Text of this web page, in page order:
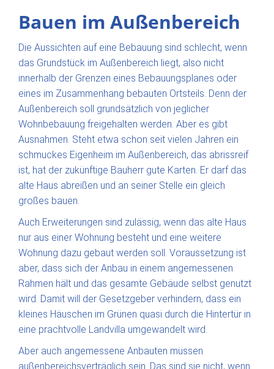
Bauen im Außenbereich
Die Aussichten auf eine Bebauung sind schlecht, wenn
das Grundstück im Außenbereich liegt, also nicht
innerhalb der Grenzen eines Bebauungsplanes oder
eines im Zusammenhang bebauten Ortsteils. Denn der
Außenbereich soll grundsätzlich von jeglicher
Wohnbebauung freigehalten werden. Aber es gibt
Ausnahmen. Steht etwa schon seit vielen Jahren ein
schmuckes Eigenheim im Außenbereich, das abrissreif
ist, hat der zukünftige Bauherr gute Karten. Er darf das
alte Haus abreißen und an seiner Stelle ein gleich
großes bauen.
Auch Erweiterungen sind zulässig, wenn das alte Haus
nur aus einer Wohnung besteht und eine weitere
Wohnung dazu gebaut werden soll. Voraussetzung ist
aber, dass sich der Anbau in einem angemessenen
Rahmen hält und das gesamte Gebäude selbst genutzt
wird. Damit will der Gesetzgeber verhindern, dass ein
kleines Häuschen im Grünen quasi durch die Hintertür in
eine prachtvolle Landvilla umgewandelt wird.
Aber auch angemessene Anbauten müssen
außenbereichsverträglich sein. Das sind sie nicht, wenn